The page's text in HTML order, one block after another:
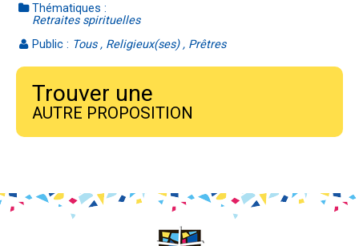
Thématiques :
Retraites spirituelles
Public : Tous , Religieux(ses) , Prêtres
Trouver une
AUTRE PROPOSITION